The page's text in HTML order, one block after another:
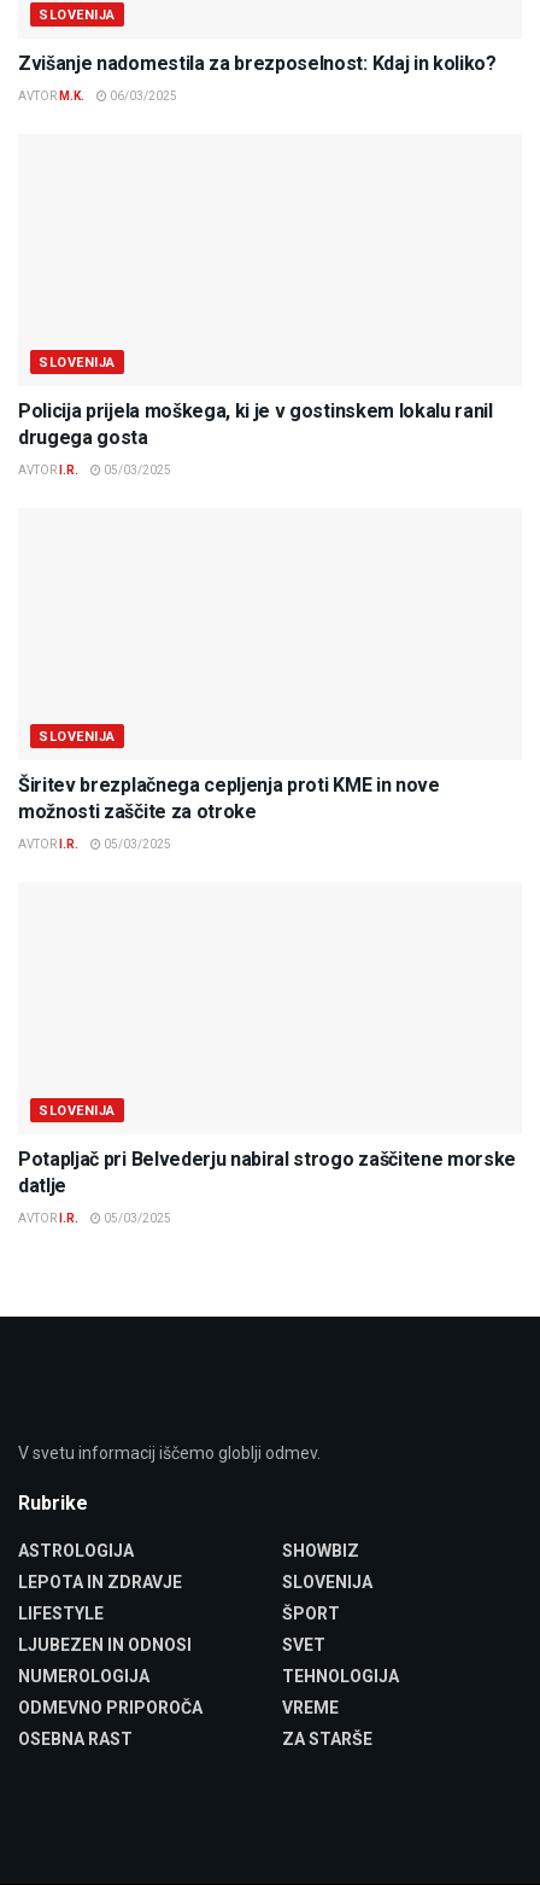
SLOVENIJA
Zvišanje nadomestila za brezposelnost: Kdaj in koliko?
AVTOR M.K. 06/03/2025
SLOVENIJA
Policija prijela moškega, ki je v gostinskem lokalu ranil
drugega gosta
AVTOR I.R. 05/03/2025
SLOVENIJA
Širitev brezplačnega cepljenja proti KME in nove
možnosti zaščite za otroke
AVTOR I.R. 05/03/2025
SLOVENIJA
Potapljač pri Belvederju nabiral strogo zaščitene morske
datlje
AVTOR I.R. 05/03/2025
V svetu informacij iščemo globlji odmev.
Rubrike
ASTROLOGIJA
LEPOTA IN ZDRAVJE
LIFESTYLE
LJUBEZEN IN ODNOSI
NUMEROLOGIJA
ODMEVNO PRIPOROČA
OSEBNA RAST
SHOWBIZ
SLOVENIJA
ŠPORT
SVET
TEHNOLOGIJA
VREME
ZA STARŠE